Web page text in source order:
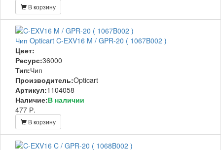
В корзину
Чип Opticart C-EXV16 M / GPR-20 ( 1067B002 )
Цвет:
Ресурс:36000
Тип:Чип
Производитель:Opticart
Артикул:1104058
Наличие:В наличии
477 Р.
В корзину